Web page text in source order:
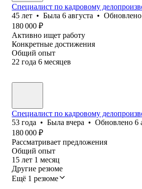
Специалист по кадровому
45 лет • Была 6 августа • Обновлено
180 000 ₽
Активно ищет работу
Конкретные достижения
Общий опыт
22 года 6 месяцев
Специалист по кадровому
53 года • Была вчера • Обновлено 6
180 000 ₽
Рассматривает предложения
Общий опыт
15 лет 1 месяц
Другие резюме
Ещё 1 резюме